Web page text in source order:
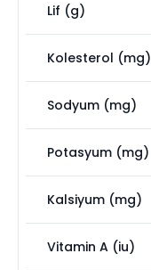
Lif (g)
Kolesterol (mg)
Sodyum (mg)
Potasyum (mg)
Kalsiyum (mg)
Vitamin A (iu)